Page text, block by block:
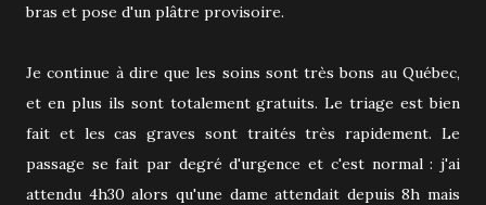
bras et pose d'un plâtre provisoire.
Je continue à dire que les soins sont très bons au Québec,
et en plus ils sont totalement gratuits. Le triage est bien
fait et les cas graves sont traités très rapidement. Le
passage se fait par degré d'urgence et c'est normal : j'ai
attendu 4h30 alors qu'une dame attendait depuis 8h mais